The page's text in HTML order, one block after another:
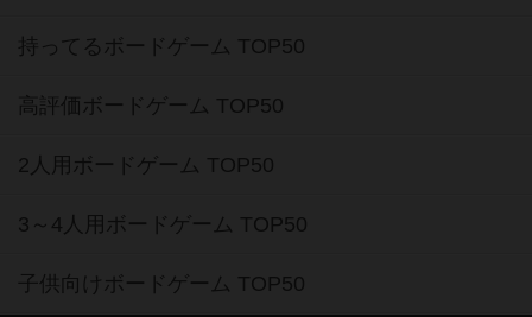
持ってるボードゲーム TOP50
高評価ボードゲーム TOP50
2人用ボードゲーム TOP50
3～4人用ボードゲーム TOP50
子供向けボードゲーム TOP50